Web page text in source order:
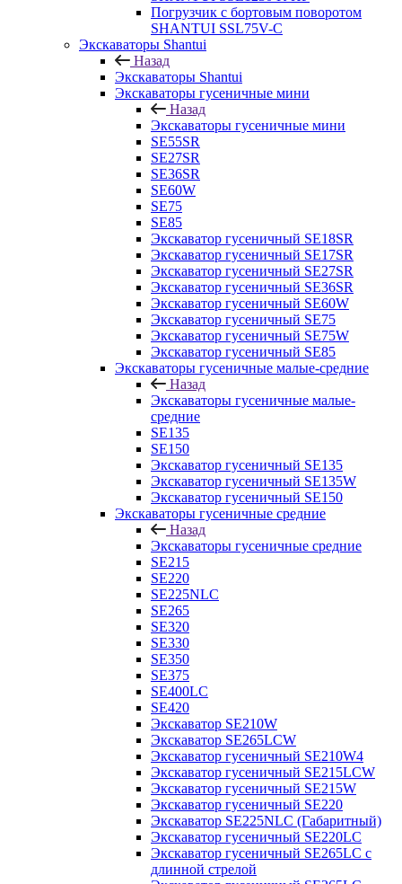
Погрузчик с бортовым поворотом
SHANTUI SSL75V-C
Экскаваторы Shantui
Назад
Экскаваторы Shantui
Экскаваторы гусеничные мини
Назад
Экскаваторы гусеничные мини
SE55SR
SE27SR
SE36SR
SE60W
SE75
SE85
Экскаватор гусеничный SE18SR
Экскаватор гусеничный SE17SR
Экскаватор гусеничный SE27SR
Экскаватор гусеничный SE36SR
Экскаватор гусеничный SE60W
Экскаватор гусеничный SE75
Экскаватор гусеничный SE75W
Экскаватор гусеничный SE85
Экскаваторы гусеничные малые-средние
Назад
Экскаваторы гусеничные малые-
средние
SE135
SE150
Экскаватор гусеничный SE135
Экскаватор гусеничный SE135W
Экскаватор гусеничный SE150
Экскаваторы гусеничные средние
Назад
Экскаваторы гусеничные средние
SE215
SE220
SE225NLC
SE265
SE320
SE330
SE350
SE375
SE400LC
SE420
Экскаватор SE210W
Экскаватор SE265LCW
Экскаватор гусеничный SE210W4
Экскаватор гусеничный SE215LCW
Экскаватор гусеничный SE215W
Экскаватор гусеничный SE220
Экскаватор SE225NLC (Габаритный)
Экскаватор гусеничный SE220LC
Экскаватор гусеничный SE265LC с
длинной стрелой